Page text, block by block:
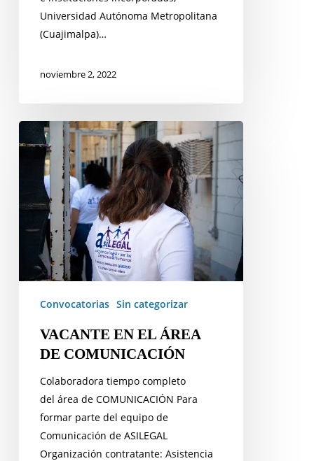
Universidad Autónoma Metropolitana
(Cuajimalpa)…
noviembre 2, 2022
VACANTE
EN
DE
COMUNICACIÓN
Convocatorias Sin categorizar
VACANTE EN EL ÁREA
DE COMUNICACIÓN
Colaboradora tiempo completo
del área de COMUNICACIÓN Para
formar parte del equipo de
Comunicación de ASILEGAL
Organización contratante: Asistencia